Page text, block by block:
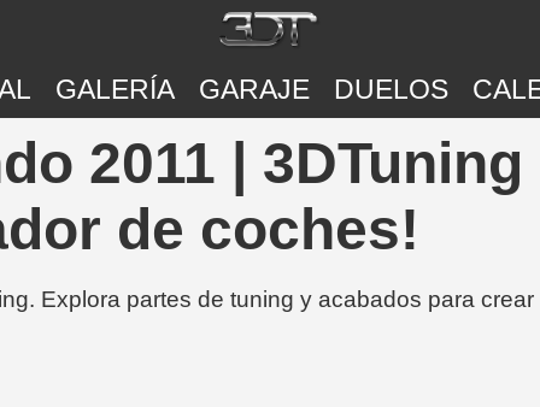
GALERÍA GARAJE DUELOS
2011 |
de coches!
Explora partes de tuning y acabados para